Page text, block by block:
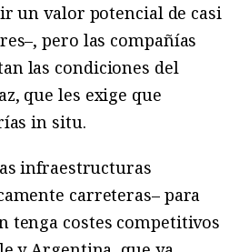
un valor potencial de casi
pero las compañías
las condiciones del
que les exige que
in situ.
infraestructuras
carreteras– para
tenga costes competitivos